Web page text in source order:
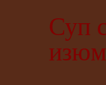
Суп